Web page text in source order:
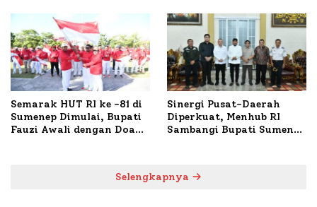
Semarak HUT RI ke -81 di
Sumenep Dimulai, Bupati
Fauzi Awali dengan Doa
Sinergi Pusat-Daerah
Diperkuat, Menhub RI
Sambangi Bupati Sumenep
Selengkapnya